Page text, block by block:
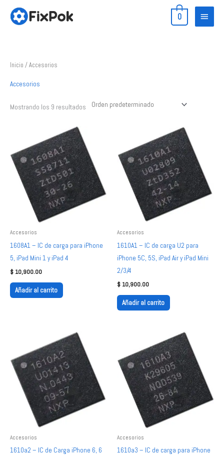
Menú
0
Inicio / Accesorios
Accesorios
Mostrando los 9 resultados
Accesorios
1608A1 – IC de carga para iPhone
5, iPad Mini 1 y iPad 4
$ 10,900.00
Añadir al carrito
Accesorios
1610A1 – IC de carga U2 para
iPhone 5C, 5S, iPad Air y iPad Mini
2/3/4
$ 10,900.00
Añadir al carrito
Accesorios
1610a2 – IC de Carga iPhone 6, 6
Accesorios
1610a3 – IC de carga para iPhone